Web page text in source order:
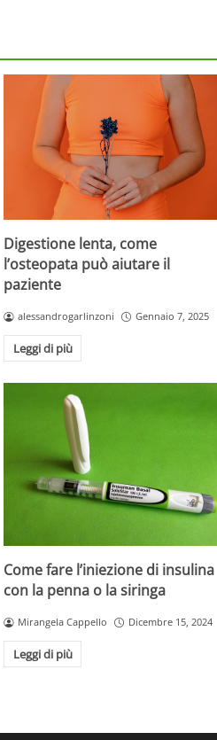
Digestione lenta, come
l’osteopata può aiutare il
paziente
alessandrogarlinzoni Gennaio 7, 2025
Leggi di più
Come fare l’iniezione di insulina
con la penna o la siringa
Mirangela Cappello Dicembre 15, 2024
Leggi di più